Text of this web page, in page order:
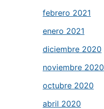
febrero 2021
enero 2021
diciembre 2020
noviembre 2020
octubre 2020
abril 2020